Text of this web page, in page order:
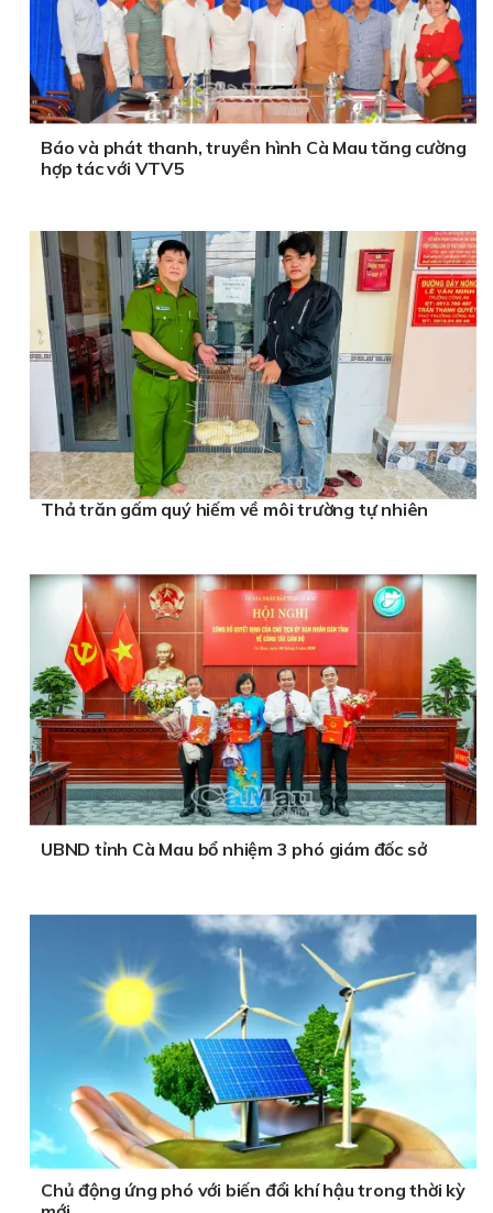
Báo và phát thanh, truyền hình Cà Mau tăng cường
hợp tác với VTV5
Thả trăn gấm quý hiếm về môi trường tự nhiên
UBND tỉnh Cà Mau bổ nhiệm 3 phó giám đốc sở
Chủ động ứng phó với biến đổi khí hậu trong thời kỳ